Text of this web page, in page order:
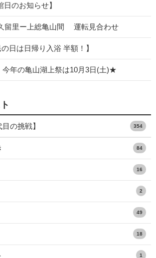
のお知らせ】
留里ー上総亀山間 運転見合わせ
日は日帰り入浴 半額！】
今年の亀山湖上祭は10月3日(土)★
の挑戦】 354
84
16
2
49
18
1